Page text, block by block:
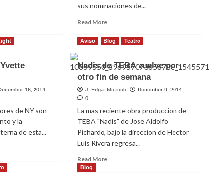
sus nominaciones de...
Read MoreRead
about
premio
ACE
2015
16, 2014
de NY son
y la
de esta...
Aviso Blog Teatro
Nadis de TEBA vuelve por
otro fin de semana
J. Edgar Mozoub
December 9, 2014
0
La mas reciente obra produccion de
TEBA "Nadis" de Jose Aldolfo
Pichardo, bajo la direccion de Hector
Luis Rivera regresa...
Read MoreRead
Blog